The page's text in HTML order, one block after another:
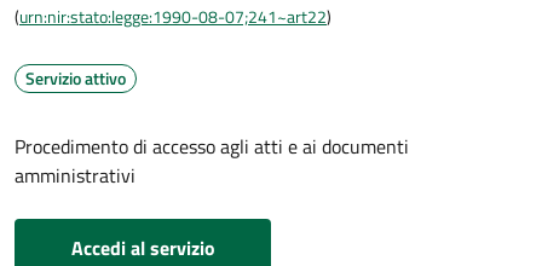
(urn:nir:stato:legge:1990-08-07;241~art22)
Servizio attivo
Procedimento di accesso agli atti e ai documenti
amministrativi
Accedi al servizio